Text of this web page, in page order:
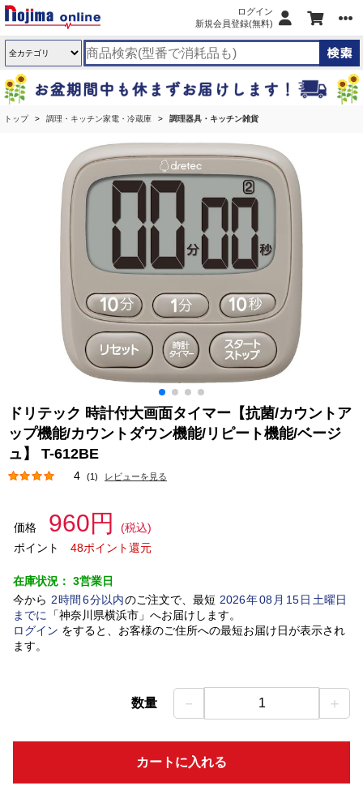
ログイン
新規会員登録(無料)
トップ 調理・キッチン家電・冷蔵庫 調理器具・キッチン雑貨
ドリテック 時計付大画面タイマー【抗菌/カウントア
ップ機能/カウントダウン機能/リピート機能/ベージ
ュ】 T-612BE
4 (1) レビューを見る
価格 960円
(税込)
ポイント
48ポイント還元
在庫状況： 3営業日
今から 2時間 6分以内のご注文で、最短 2026年08 月 15日土曜日
までに
「神奈川県横浜市」 へお届けします。
ログイン をすると、お客様のご住所への最短お届け日が表示され
ます。
数量 － 1 ＋
カートに入れる